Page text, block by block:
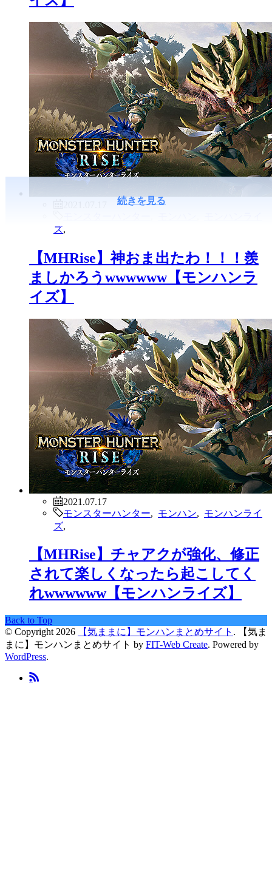
続きを見る
ズ
【MHRise】神おま出たわ！！！羨
ましかろうwwwwww【モンハンラ
イズ】
2021.07.17
モンスターハンター
モンハン
モンハンライ
ズ
【MHRise】チャアクが強化、修正
されて楽しくなったら起こしてく
れwwwwww【モンハンライズ】
Back to Top
© Copyright 2026
【気ままに】モンハンまとめサイト .
【気ま
まに】モンハンまとめサイト by FIT-Web Create. Powered by
WordPress.